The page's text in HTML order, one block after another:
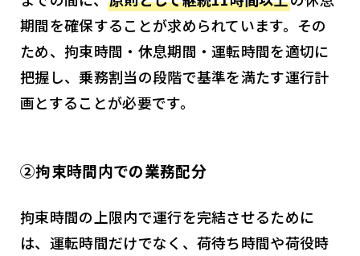
期間を確保することが求められています。その
ため、拘束時間・休息期間・運転時間を適切に
把握し、乗務割当の段階で基準を満たす運行計
画とすることが必要です。
②拘束時間内での業務配分
拘束時間の上限内で運行を完結させるために
は、運転時間だけでなく、荷待ち時間や荷役時